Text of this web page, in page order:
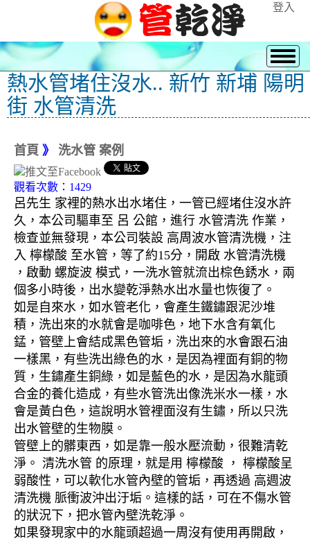
登入
熱水管堵住沒水.. 新竹 新埔 陽明
街 水管清洗
首頁 》 洗水管 案例
觀看次數：1429
呂先生 家裡的熱水出水堵住，一管已經堵住沒水許
久，本公司驅車至 呂 公館，進行 水管清洗 作業，
檢查並無發現，本公司裝設 高周波水管清洗機，注
入 檸檬酸 至水管，等了約15分，開啟 水管清洗機
，啟動 螺旋波 模式，一洗水管就流出棕色銹水，兩
個多小時後，出水變乾淨熱水出水量也恢復了。
如是自來水，如水管老化，會產生鐵鏽跟泥沙堆
積，洗出來的水就會是咖啡色，地下水含有氧化
錳，管壁上會結成黑色管垢，洗出來的水會跟石油
一樣黑，有些洗出綠色的水，是因為裡面有銅的物
質，生鏽產生銅綠，如是藍色的水，是因為水龍頭
合金的養化造成，有些水管洗出像洗米水一樣，水
會是黃白色，這說明水管裡面沒有生鏽，所以只洗
出水管壁的生物膜。
管壁上的髒東西，如是靠一般水壓流動，很難清乾
淨。 清洗水管 的原理，就是用 檸檬酸 ， 檸檬酸呈
弱酸性，可以軟化水管內壁的管垢，再透過 高週波
清洗機 脈衝波沖出汙垢。這樣的話，可在不傷水管
的狀況下，把水管內壁洗乾淨。
如果發現家中的水龍頭超過一周沒有使用再開啟，